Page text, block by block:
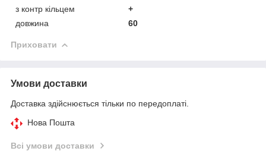
з контр кільцем
+
довжина
60
Приховати
Умови доставки
Доставка здійснюється тільки по передоплаті.
Нова Пошта
Всі умови доставки